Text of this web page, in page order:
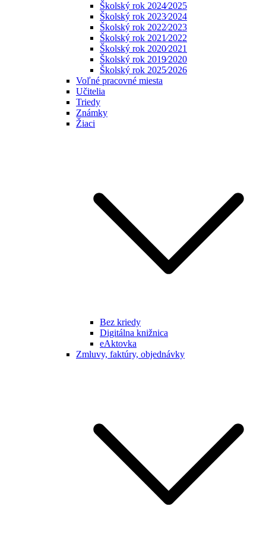
Školský rok 2024⁄2025
Školský rok 2023⁄2024
Školský rok 2022⁄2023
Školský rok 2021⁄2022
Školský rok 2020⁄2021
Školský rok 2019⁄2020
Školský rok 2025⁄2026
Voľné pracovné miesta
Učitelia
Triedy
Známky
Žiaci
Bez kriedy
Digitálna knižnica
eAktovka
Zmluvy, faktúry, objednávky